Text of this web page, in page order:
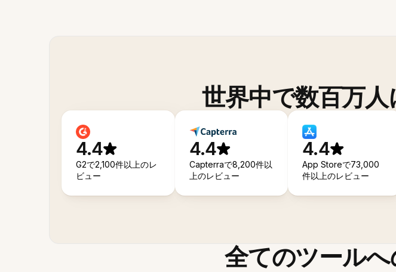
世界中で数百万
4.4
G2で2,100件以上のレ
ビュー
4.4
Capterraで8,200件以
上のレビュー
4.4
App Storeで73,000
件以上のレビュー
全てのツール